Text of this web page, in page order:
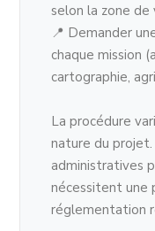
selon la zone de
📍 Demander
chaque mission
cartographie,
La procédure
nature du
administratives
nécessitent une
réglementation